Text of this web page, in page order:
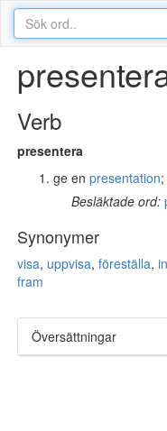
Verb
presentera
ge en presentation;
Besläktade ord:
Synonymer
visa, uppvisa, föreställa,
fram
Översättningar